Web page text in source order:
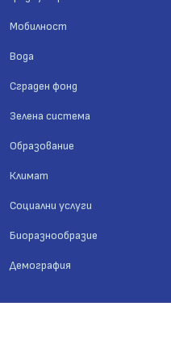
Мобилност
Вода
Сграден фонд
Зелена система
Образование
Климат
Социални услуги
Биоразнообразие
Демография